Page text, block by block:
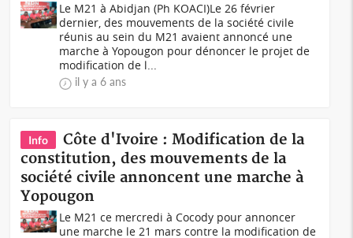
Le M21 à Abidjan (Ph KOACI)Le 26 février
dernier, des mouvements de la société civile
réunis au sein du M21 avaient annoncé une
marche à Yopougon pour dénoncer le projet de
modification de l...
il y a 6 ans
Info
Côte d'Ivoire : Modification de la
constitution, des mouvements de la
société civile annoncent une marche à
Yopougon
Le M21 ce mercredi à Cocody pour annoncer
une marche le 21 mars contre la modification de